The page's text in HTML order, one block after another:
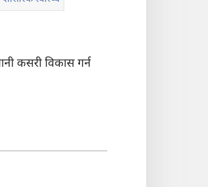
कसरी विकास गर्न